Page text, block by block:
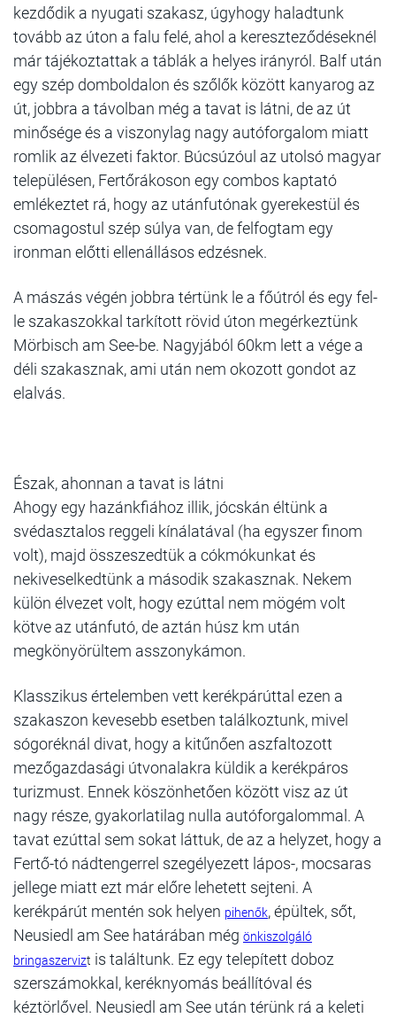
kezdődik a nyugati szakasz, úgyhogy haladtunk
tovább az úton a falu felé, ahol a kereszteződéseknél
már tájékoztattak a táblák a helyes irányról. Balf után
egy szép domboldalon és szőlők között kanyarog az
út, jobbra a távolban még a tavat is látni, de az út
minősége és a viszonylag nagy autóforgalom miatt
romlik az élvezeti faktor. Búcsúzóul az utolsó magyar
településen, Fertőrákoson egy combos kaptató
emlékeztet rá, hogy az utánfutónak gyerekestül és
csomagostul szép súlya van, de felfogtam egy
ironman előtti ellenállásos edzésnek.
A mászás végén jobbra tértünk le a főútról és egy fel-
le szakaszokkal tarkított rövid úton megérkeztünk
Mörbisch am See-be. Nagyjából 60km lett a vége a
déli szakasznak, ami után nem okozott gondot az
elalvás.
Észak, ahonnan a tavat is látni
Ahogy egy hazánkfiához illik, jócskán éltünk a
svédasztalos reggeli kínálatával (ha egyszer finom
volt), majd összeszedtük a cókmókunkat és
nekiveselkedtünk a második szakasznak. Nekem
külön élvezet volt, hogy ezúttal nem mögém volt
kötve az utánfutó, de aztán húsz km után
megkönyörültem asszonykámon.
Klasszikus értelemben vett kerékpárúttal ezen a
szakaszon kevesebb esetben találkoztunk, mivel
sógoréknál divat, hogy a kitűnően aszfaltozott
mezőgazdasági útvonalakra küldik a kerékpáros
turizmust. Ennek köszönhetően között visz az út
nagy része, gyakorlatilag nulla autóforgalommal. A
tavat ezúttal sem sokat láttuk, de az a helyzet, hogy a
Fertő-tó nádtengerrel szegélyezett lápos-, mocsaras
jellege miatt ezt már előre lehetett sejteni. A
kerékpárút mentén sok helyen pihenők, épültek, sőt,
Neusiedl am See határában még önkiszolgáló
bringaszervizt is találtunk. Ez egy telepített doboz
szerszámokkal, keréknyomás beállítóval és
kéztörlővel. Neusiedl am See után térünk rá a keleti